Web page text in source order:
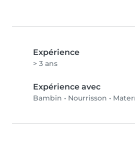
Expérience
> 3 ans
Expérience avec
Bambin • Nourrisson •